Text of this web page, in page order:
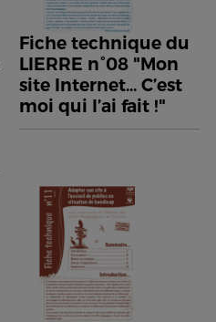
Fiche technique du
LIERRE n°08 "Mon
site Internet... C’est
moi qui l’ai fait !"